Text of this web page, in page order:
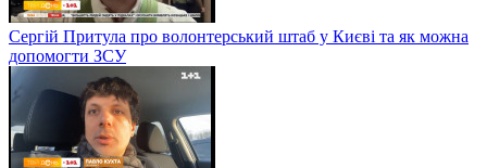
Сергій Притула про волонтерський штаб у Києві та як можна
допомогти ЗСУ